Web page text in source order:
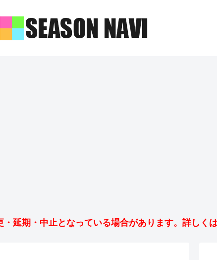
延期・中止となっている場合があります。詳しく